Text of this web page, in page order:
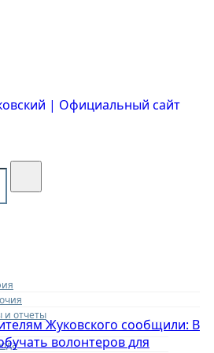
и отчеты
Жуковского сообщили: В
волонтеров для